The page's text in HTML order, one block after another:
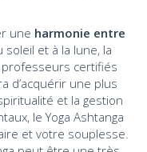
une harmonie entre
soleil et à la lune, la
professeurs certifiés
d’acquérir une plus
et la gestion
le Yoga Ashtanga
et votre souplesse.